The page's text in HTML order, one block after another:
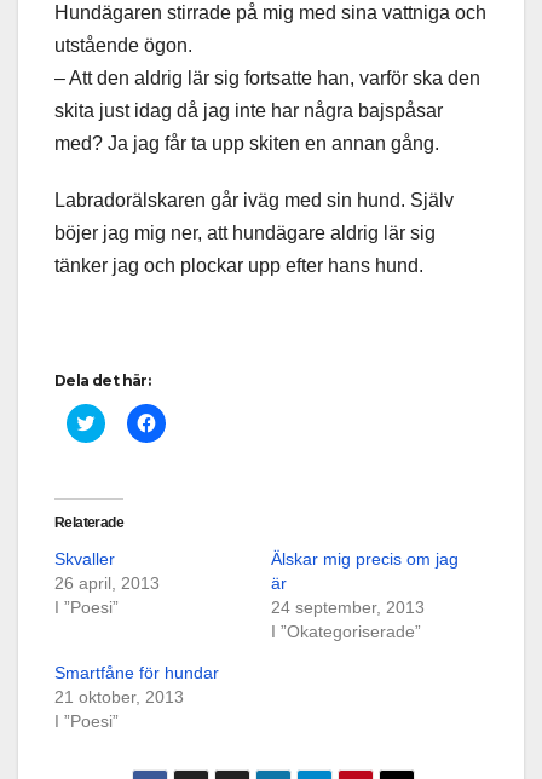
Hundägaren stirrade på mig med sina vattniga och
utstående ögon.
– Att den aldrig lär sig fortsatte han, varför ska den
skita just idag då jag inte har några bajspåsar
med? Ja jag får ta upp skiten en annan gång.
Labradorälskaren går iväg med sin hund. Själv
böjer jag mig ner, att hundägare aldrig lär sig
tänker jag och plockar upp efter hans hund.
Dela det här:
K
l
a
f
ö
a
t
t
d
p
å
T
w
i
K
l
t
t
p
å
F
b
Relaterade
Skvaller
26 april, 2013
I ”Poesi”
Älskar mig precis om jag
är
24 september, 2013
I ”Okategoriserade”
Smartfåne för hundar
21 oktober, 2013
I ”Poesi”